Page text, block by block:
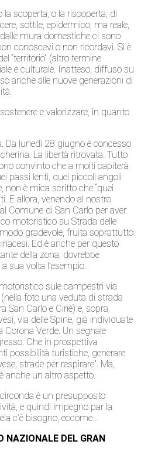
scoperta, o la riscoperta, di
sottile, epidermico, ma reale,
mura domestiche ci sono
conoscevi o non ricordavi. Si è
“territorio” (altro termine
e culturale. Inatteso, diffuso su
anche alle nuove generazioni di
e valorizzare, in quanto
Da lunedì 28 giugno è concesso
La libertà ritrovata. Tutto
convinto che a molti capiterà
passi lenti, quei piccoli angoli
non è mica scritto che “quei
E allora, venendo al nostro
Comune di San Carlo per aver
motoristico su Strada delle
gradevole, fruita soprattutto
Ed è anche per questo
della zona, dovrebbe
sua volta l’esempio.
sule campestri via
nella foto una veduta di strada
San Carlo e Ciriè) e, sopra,
via delle Spine, già individuate
Verde. Un segnale
Che in prospettiva
possibilità turistiche, generare
strade per respirare”. Ma,
anche un altro aspetto.
è un presupposto
e quindi impegno par la
c’è bisogno, eccome…
NAZIONALE DEL GRAN